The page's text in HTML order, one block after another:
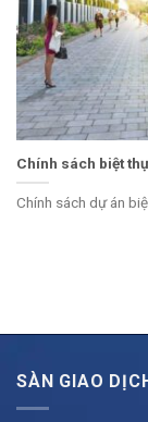
Chính sách biệt
Chính sách dự án
SÀN GIAO